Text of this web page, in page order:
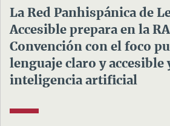
La Red Panhispánica de
Accesible prepara en la
Convención con el foco
lenguaje claro y accesible
inteligencia artificial